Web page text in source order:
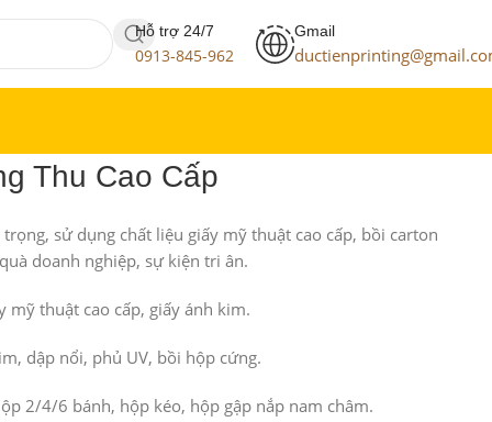
Hỗ trợ 24/7
0913-845-962
Gmail
Thu Cao Cấp
sử dụng chất liệu giấy mỹ thuật cao cấp, bồi carton
doanh nghiệp, sự kiện tri ân.
mỹ thuật cao cấp, giấy ánh kim.
dập nổi, phủ UV, bồi hộp cứng.
2/4/6 bánh, hộp kéo, hộp gập nắp nam châm.